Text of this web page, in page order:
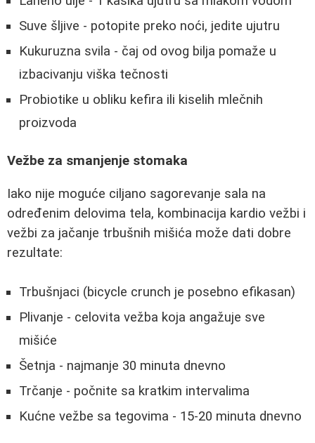
Suve šljive - potopite preko noći, jedite ujutru
Kukuruzna svila - čaj od ovog bilja pomaže u
izbacivanju viška tečnosti
Probiotike u obliku kefira ili kiselih mlečnih
proizvoda
Vežbe za smanjenje stomaka
Iako nije moguće ciljano sagorevanje sala na
određenim delovima tela, kombinacija kardio vežbi i
vežbi za jačanje trbušnih mišića može dati dobre
rezultate:
Trbušnjaci (bicycle crunch je posebno efikasan)
Plivanje - celovita vežba koja angažuje sve
mišiće
Šetnja - najmanje 30 minuta dnevno
Trčanje - počnite sa kratkim intervalima
Kućne vežbe sa tegovima - 15-20 minuta dnevno